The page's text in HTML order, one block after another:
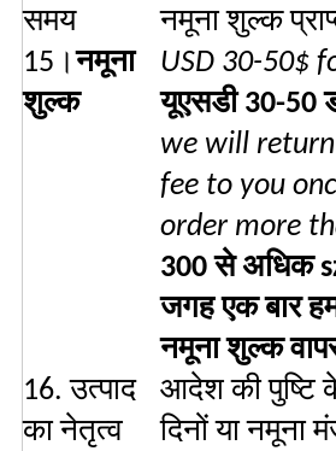
समय
नमूना शुल्क
15।नमूना
शुल्क
USD 30-50$
यूएसडी 30-50
we will
fee to you
order more
300 से अधिक
जगह एक बार
नमूना शुल्क
16. उत्पाद
का नेतृत्व
आदेश की पुष्टि
दिनों या नमूना